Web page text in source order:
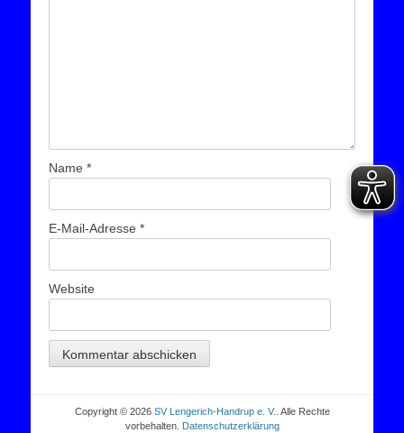
Name *
E-Mail-Adresse *
Website
Copyright © 2026 SV Lengerich-Handrup e. V. . Alle Rechte
vorbehalten. Datenschutzerklärung